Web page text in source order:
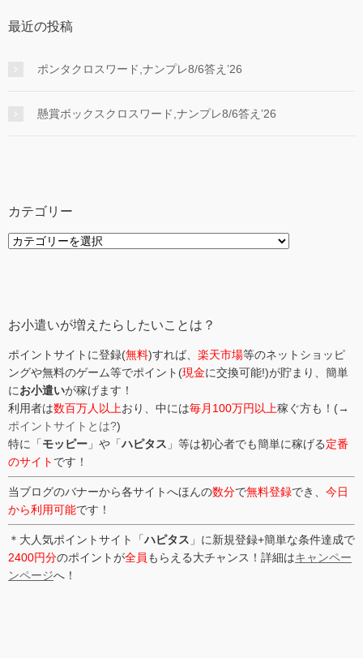
最近の投稿
ポンタクロスワード,ナンプレ8/6答え’26
懸賞ボックスクロスワード,ナンプレ8/6答え’26
カテゴリー
カ
お小遣いが増えたらしたいことは？
ポイントサイトに登録(無料)すれば、 楽天市場等のネットショッピ
ングや無料のゲーム等でポイント(現金に交換可能!)が貯まり、簡単
にお小遣いが稼げます！
利用者は数百万人以上おり、中には毎月100万円以上稼ぐ方も！(→
ポイントサイトとは?)
特に「モッピー 」や「ハピタス 」等は初心者でも簡単に稼げる定番
のサイト です！
当ブログのバナーから各サイトへほんの数分で無料登録でき、 今日
から利用可能です！
＊大人気ポイントサイト「ハピタス 」に新規登録+簡単な条件達成で
2400円分のポイントが全員 もらえる大チャンス！詳細はキャンペー
ンページへ！